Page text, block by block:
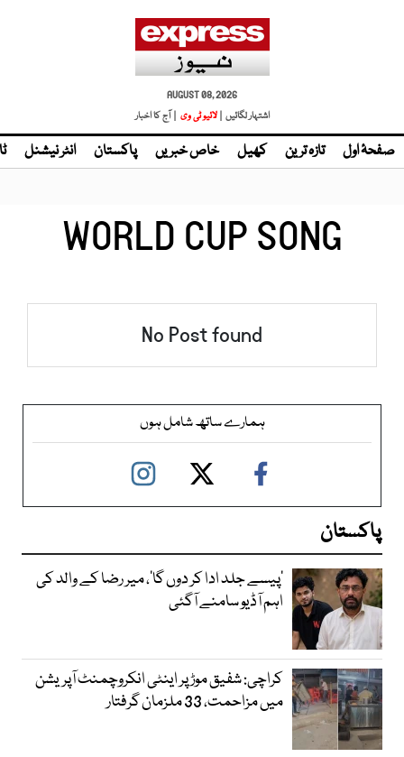
AUGUST 08, 2026
اشتہار لگائیں | لائیو ٹی وی | آج کا اخبار
صفحۂ اول تازہ ترین کھیل خاص خبریں پاکستان انٹر نیشنل
WORLD CUP SONG
No Post found
ہمارے ساتھ شامل ہوں
پاکستان
’پیسے جلد ادا کر دوں گا‘، میر رضا کے والد کی
اہم آڈیو سامنے آگئی
کراچی: شفیق موڑ پر اینٹی انکروچمنٹ آپریشن
میں مزاحمت، 33 ملزمان گرفتار